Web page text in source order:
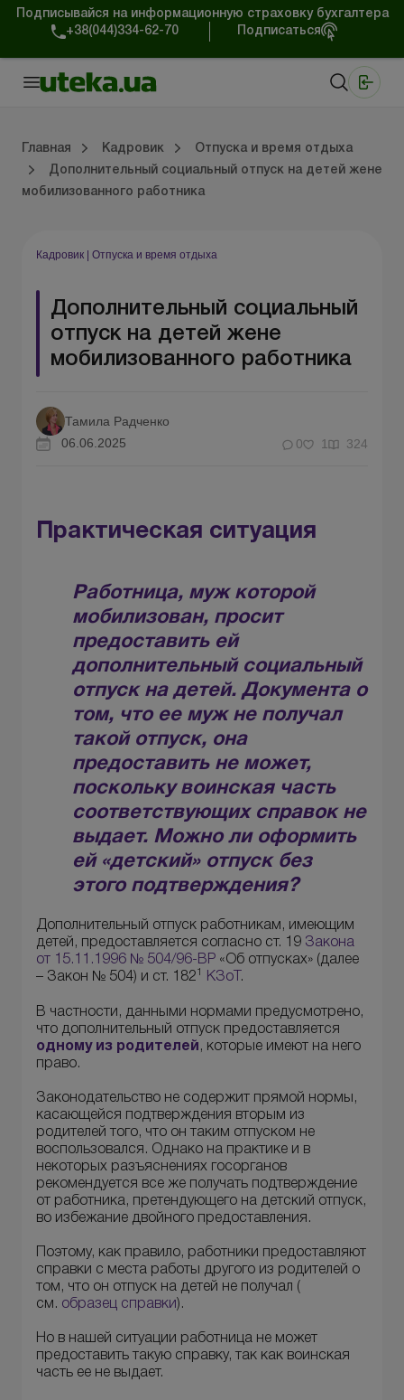
Подписывайся на информационную страховку бухгалтера
+38(044)334-62-70
Подписаться
Главная Кадровик
Отпуска и время отдыха
Дополнительный социальный отпуск на детей жене
мобилизованного работника
Кадровик Отпуска и время отдыха
Дополнительный социальный
отпуск на детей жене
мобилизованного работника
Тамила Радченко
06.06.2025
0 1 324
Практическая ситуация
Работница, муж которой
мобилизован, просит
предоставить ей
дополнительный социальный
отпуск на детей. Документа о
том, что ее муж не получал
такой отпуск, она
предоставить не может,
поскольку воинская часть
соответствующих справок не
выдает. Можно ли оформить
ей «детский» отпуск без
этого подтверждения?
Дополнительный отпуск работникам, имеющим
детей, предоставляется согласно ст. 19 Закона
от 15.11.1996 № 504/96-ВР «Об отпусках» (далее
– Закон № 504) и ст. 1821 КЗоТ .
В частности, данными нормами предусмотрено,
что дополнительный отпуск предоставляется
одному из родителей , которые имеют на него
право.
Законодательство не содержит прямой нормы,
касающейся подтверждения вторым из
родителей того, что он таким отпуском не
воспользовался. Однако на практике и в
некоторых разъяснениях госорганов
рекомендуется все же получать подтверждение
от работника, претендующего на детский отпуск,
во избежание двойного предоставления.
Поэтому, как правило, работники предоставляют
справки с места работы другого из родителей о
том, что он отпуск на детей не получал (
см. образец справки ).
Но в нашей ситуации работница не может
предоставить такую справку, так как воинская
часть ее не выдает.